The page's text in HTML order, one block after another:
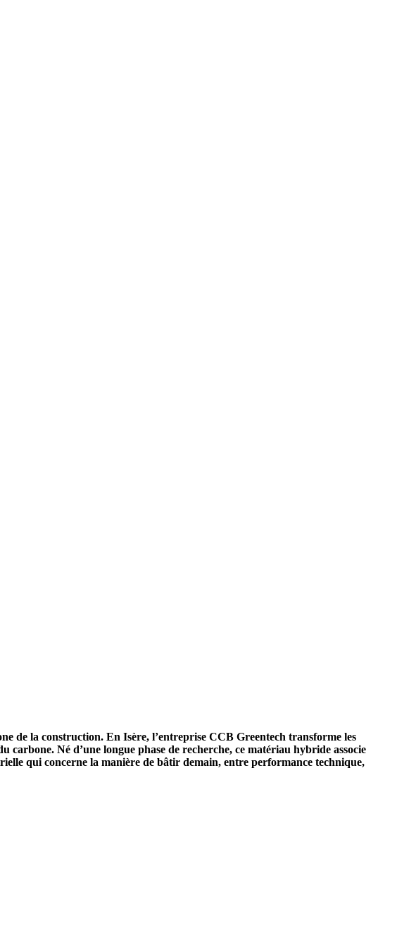
de la construction. En Isère, l’entreprise CCB Greentech transforme les
carbone. Né d’une longue phase de recherche, ce matériau hybride associe
qui concerne la manière de bâtir demain, entre performance technique,